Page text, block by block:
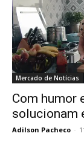
Mercado de Notícias
Com humor
solucionam
Adilson Pacheco -